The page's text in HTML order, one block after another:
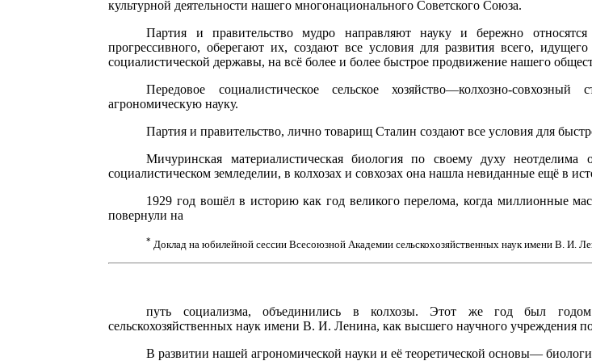
культурной деятельности нашего многонационального Советского Союза.
Партия и правительство мудро направляют науку и бережно
прогрессивного, оберегают их, создают все условия для развития всего,
социалистической державы, на всё более и более быстрое продвижение нашего
Передовое социалистическое сельское хозяйство—колхозно-
агрономическую науку.
Партия и правительство, лично товарищ Сталин создают все условия для
Мичуринская материалистическая биология по своему духу неотделима
социалистическом земледелии, в колхозах и совхозах она нашла невиданные ещё в
1929 год вошёл в историю как год великого перелома, когда миллионные
повернули на
* Доклад на юбилейной сессии Всесоюзной Академии сельскохозяйственных наук имени В. И.
путь социализма, объединились в колхозы. Этот же год был
сельскохозяйственных наук имени В. И. Ленина, как высшего научного учреждения по
В развитии нашей агрономической науки и её теоретической основы—